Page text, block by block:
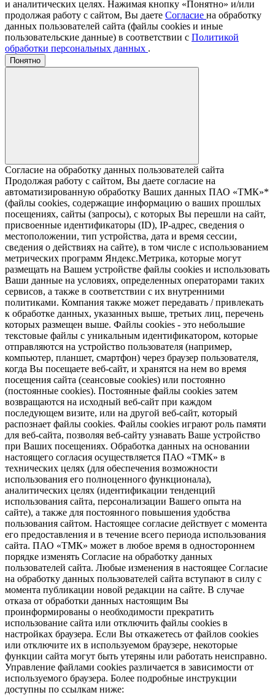
и аналитических целях. Нажимая кнопку «Понятно» и/или
продолжая работу с сайтом, Вы даете Согласие на обработку
данных пользователей сайта (файлы cookies и иные
пользовательские данные) в соответствии с Политикой
обработки персональных данных .
Понятно
Согласие на обработку данных пользователей сайта
Продолжая работу с сайтом, Вы даете согласие на
автоматизированную обработку Ваших данных ПАО «ТМК»*
(файлы cookies, содержащие информацию о ваших прошлых
посещениях, сайты (запросы), с которых Вы перешли на сайт,
присвоенные идентификаторы (ID), IP-адрес, сведения о
местоположении, тип устройства, дата и время сессии,
сведения о действиях на сайте), в том числе с использованием
метрических программ Яндекс.Метрика, которые могут
размещать на Вашем устройстве файлы cookies и использовать
Ваши данные на условиях, определенных операторами таких
сервисов, а также в соответствии с их внутренними
политиками. Компания также может передавать / привлекать
к обработке данных, указанных выше, третьих лиц, перечень
которых размещен выше. Файлы cookies - это небольшие
текстовые файлы с уникальным идентификатором, которые
отправляются на устройство пользователя (например,
компьютер, планшет, смартфон) через браузер пользователя,
когда Вы посещаете веб-сайт, и хранятся на нем во время
посещения сайта (сеансовые cookies) или постоянно
(постоянные cookies). Постоянные файлы cookies затем
возвращаются на исходный веб-сайт при каждом
последующем визите, или на другой веб-сайт, который
распознает файлы cookies. Файлы cookies играют роль памяти
для веб-сайта, позволяя веб-сайту узнавать Ваше устройство
при Ваших посещениях. Обработка данных на основании
настоящего согласия осуществляется ПАО «ТМК» в
технических целях (для обеспечения возможности
использования его полноценного функционала),
аналитических целях (идентификации тенденций
использования сайта, персонализации Вашего опыта на
сайте), а также для постоянного повышения удобства
пользования сайтом. Настоящее согласие действует с момента
его предоставления и в течение всего периода использования
сайта. ПАО «ТМК» может в любое время в одностороннем
порядке изменять Согласие на обработку данных
пользователей сайта. Любые изменения в настоящее Согласие
на обработку данных пользователей сайта вступают в силу с
момента публикации новой редакции на сайте. В случае
отказа от обработки данных настоящим Вы
проинформированы о необходимости прекратить
использование сайта или отключить файлы cookies в
настройках браузера. Если Вы откажетесь от файлов cookies
или отключите их в используемом браузере, некоторые
функции сайта могут быть утеряны или работать неисправно.
Управление файлами cookies различается в зависимости от
используемого браузера. Более подробные инструкции
доступны по ссылкам ниже: